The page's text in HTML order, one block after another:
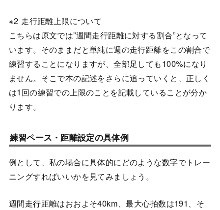
※2 走行距離上限について
こちらは原文では”週間走行距離に対する割合”となって
います。そのままだと単純に週の走行距離をこの割合で
練習することになりますが、全部足しても100%になり
ません。そこで本の記述をさらに追っていくと、正しく
は1回の練習での上限のことを記載していることが分か
ります。
練習ペース・距離設定の具体例
例として、私の場合に具体的にどのような数字でトレー
ニングすればいいかを見てみましょう。
週間走行距離はおおよそ40km、最大心拍数は191、そ